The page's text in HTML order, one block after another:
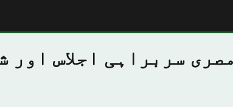
سربراہی اجلاس اور